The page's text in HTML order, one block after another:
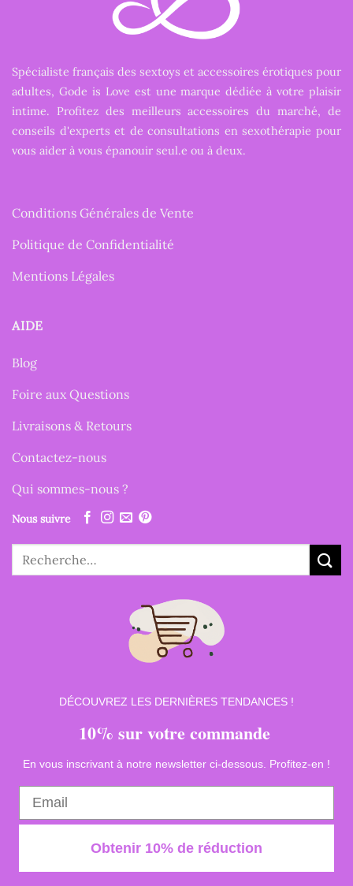
Spécialiste français des sextoys et accessoires érotiques pour
adultes, Gode is Love est une marque dédiée à votre plaisir
intime. Profitez des meilleurs accessoires du marché, de
conseils d'experts et de consultations en sexothérapie pour
vous aider à vous épanouir seul.e ou à deux.
Conditions Générales de Vente
Politique de Confidentialité
Mentions Légales
AIDE
Blog
Foire aux Questions
Livraisons & Retours
Contactez-nous
Qui sommes-nous ?
Nous suivre
Recherche
DÉCOUVREZ LES DERNIÈRES TENDANCES !
10% sur votre commande
En vous inscrivant à notre newsletter ci-dessous. Profitez-en !
Obtenir 10% de réduction